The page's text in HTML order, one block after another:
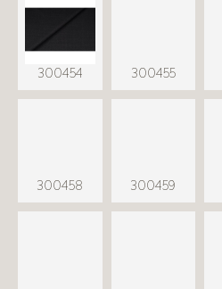
300454 300455
300458 300459